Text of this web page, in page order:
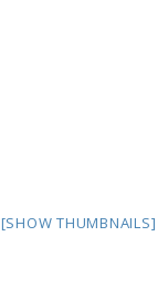
[SHOW THUMBNAILS]